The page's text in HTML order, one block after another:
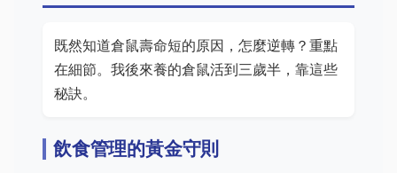
既然知道倉鼠壽命短的原因，怎麼逆轉？重點
在細節。我後來養的倉鼠活到三歲半，靠這些
秘訣。
飲食管理的黃金守則